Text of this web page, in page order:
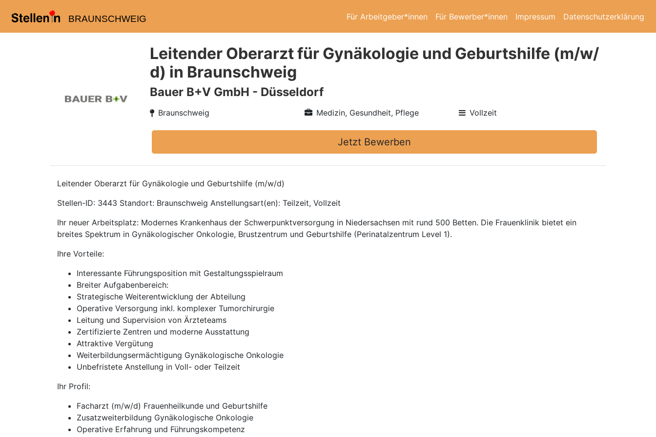
BRAUNSCHWEIG Für Arbeitgeber*innen Für Bewerber*innen Impressum Datenschutzerklärung
Leitender Oberarzt für Gynäkologie und Geburtshilfe (m/w/
d) in Braunschweig
Bauer B+V GmbH - Düsseldorf
Braunschweig Medizin, Gesundheit, Pflege Vollzeit
Jetzt Bewerben
Leitender Oberarzt für Gynäkologie und Geburtshilfe (m/w/d)
Stellen-ID: 3443 Standort: Braunschweig Anstellungsart(en): Teilzeit, Vollzeit
Ihr neuer Arbeitsplatz: Modernes Krankenhaus der Schwerpunktversorgung in Niedersachsen mit rund 500 Betten. Die Frauenklinik bietet ein
breites Spektrum in Gynäkologischer Onkologie, Brustzentrum und Geburtshilfe (Perinatalzentrum Level 1).
Ihre Vorteile:
Interessante Führungsposition mit Gestaltungsspielraum
Breiter Aufgabenbereich:
Strategische Weiterentwicklung der Abteilung
Operative Versorgung inkl. komplexer Tumorchirurgie
Leitung und Supervision von Ärzteteams
Zertifizierte Zentren und moderne Ausstattung
Attraktive Vergütung
Weiterbildungsermächtigung Gynäkologische Onkologie
Unbefristete Anstellung in Voll- oder Teilzeit
Ihr Profil:
Facharzt (m/w/d) Frauenheilkunde und Geburtshilfe
Zusatzweiterbildung Gynäkologische Onkologie
Operative Erfahrung und Führungskompetenz